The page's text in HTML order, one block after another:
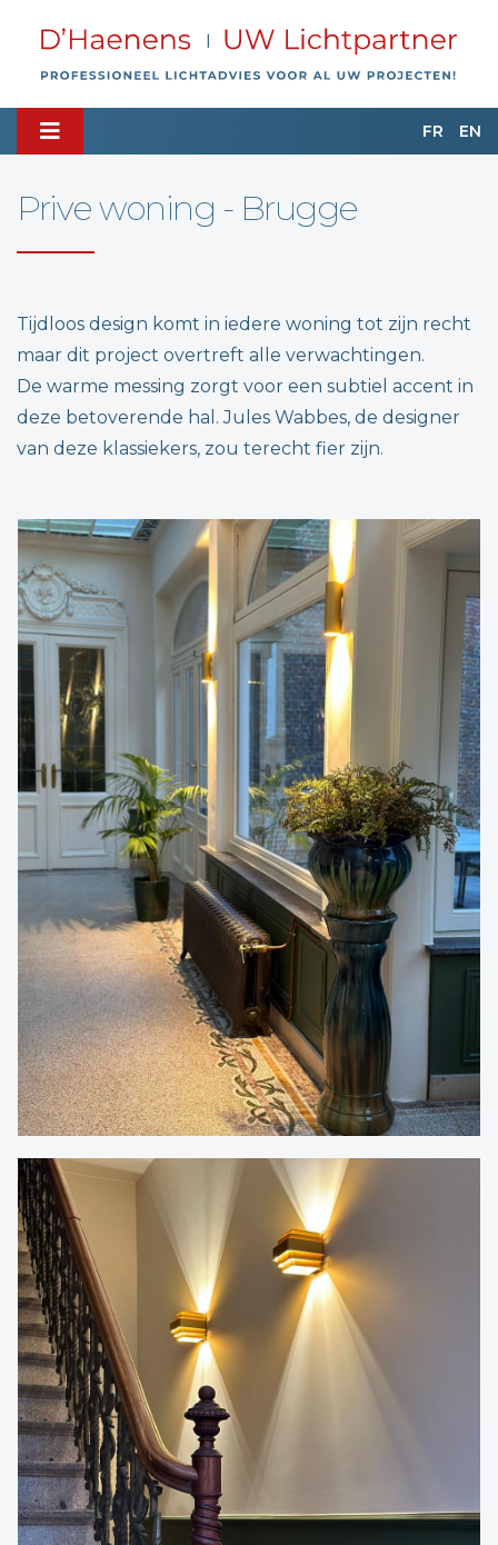
FR EN
Prive woning - Brugge
Tijdloos design komt in iedere woning tot zijn recht
maar dit project overtreft alle verwachtingen.
De warme messing zorgt voor een subtiel accent in
deze betoverende hal. Jules Wabbes, de designer
van deze klassiekers, zou terecht fier zijn.